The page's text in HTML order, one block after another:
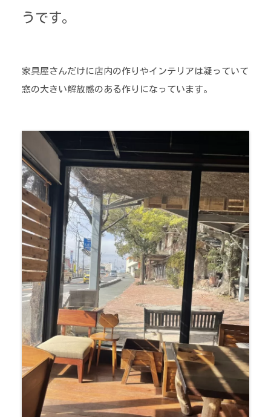
うです。
家具屋さんだけに店内の作りやインテリアは凝っていて
窓の大きい解放感のある作りになっています。